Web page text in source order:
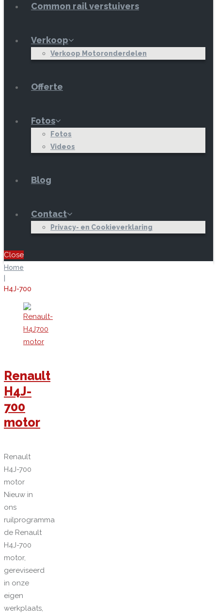
Common rail verstuivers
Verkoop
Verkoop Motoronderdelen
Offerte
Fotos
Fotos
Videos
Blog
Contact
Privacy- en Cookieverklaring
Close
Home
|
H4J-700
Renault
H4J-
700
motor
Renault
H4J-700
motor
Nieuw in
ons
ruilprogramma
de Renault
H4J-700
motor,
gereviseerd
in onze
eigen
werkplaats,